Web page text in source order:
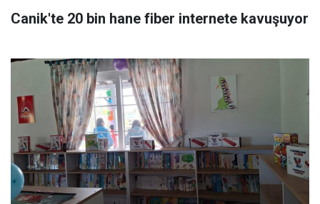
Canik'te 20 bin hane fiber internete kavuşuyor